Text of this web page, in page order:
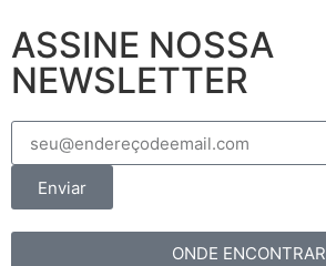
ASSINE NOSSA
NEWSLETTER
Enviar
ONDE ENCONTRAR